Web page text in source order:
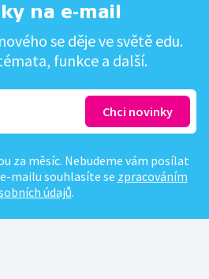
na e-mail
se děje ve světě edu.
funkce a další.
za měsíc. Nebudeme vám posílat
mailu souhlasíte se zpracováním
údajů.